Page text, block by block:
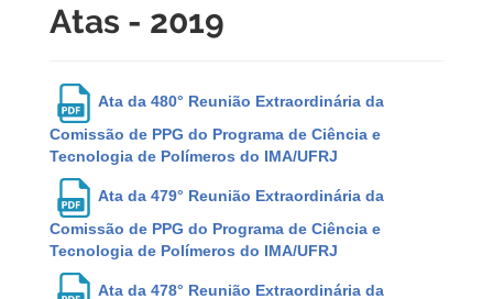
Atas - 2019
Ata da 480° Reunião Extraordinária da
Comissão de PPG do Programa de Ciência e
Tecnologia de Polímeros do IMA/UFRJ
Ata da 479° Reunião Extraordinária da
Comissão de PPG do Programa de Ciência e
Tecnologia de Polímeros do IMA/UFRJ
Ata da 478° Reunião Extraordinária da